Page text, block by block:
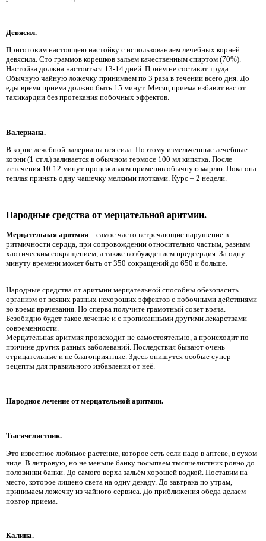
Девясил.
Приготовим настоящею настойку с использованием лечебных корней
девясила. Сто граммов корешков зальем качественным спиртом (70%).
Настойка должна настояться 13-14 дней. Приём не составит труда.
Обычную чайную ложечку принимаем по 3 раза в течении всего дня. До
еды время приема должно быть 15 минут. Месяц приема избавит вас от
тахикардии без протекания побочных эффектов.
Валериана.
В корне лечебной валерианы вся сила. Поэтому измельченные лечебные
корни (1 ст.л.) заливается в обычном термосе 100 мл кипятка. После
истечения 10-12 минут процеживаем применив обычную марлю. Пока она
теплая принять одну чашечку мелкими глотками. Курс – 2 недели.
Народные средства от мерцательной аритмии.
Мерцательная аритмия – самое часто встречающие нарушение в
ритмичности сердца, при сопровождении относительно частым, разным
хаотическим сокращением, а также возбуждением предсердия. За одну
минуту времени может быть от 350 сокращений до 650 и больше.
Народные средства от аритмии мерцательной способны обезопасить
организм от всяких разных нехороших эффектов с побочными действиями
во время врачевания. Но сперва получите грамотный совет врача.
Безобидно будет такое лечение и с прописанными другими лекарствами
современности.
Мерцательная аритмия происходит не самостоятельно, а происходит по
причине других разных заболеваний. Последствия бывают очень
отрицательные и не благоприятные. Здесь опишутся особые супер
рецепты для правильного избавления от неё.
Народное лечение от мерцательной аритмии.
Тысячелистник.
Это известное любимое растение, которое есть если надо в аптеке, в сухом
виде. В литровую, но не меньше банку посыпаем тысячелистник ровно до
половинки банки. До самого верха зальём хорошей водкой. Поставим на
место, которое лишено света на одну декаду. До завтрака по утрам,
принимаем ложечку из чайного сервиса. До приближения обеда делаем
повтор приема.
Калина.